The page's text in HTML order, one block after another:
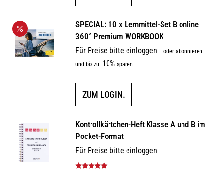
SPECIAL: 10 x Lernmittel-Set B online
360° Premium WORKBOOK
Für Preise bitte einloggen – oder abonnieren
und bis zu 10% sparen
ZUM LOGIN.
Kontrollkärtchen-Heft Klasse A und B im
Pocket-Format
Für Preise bitte einloggen